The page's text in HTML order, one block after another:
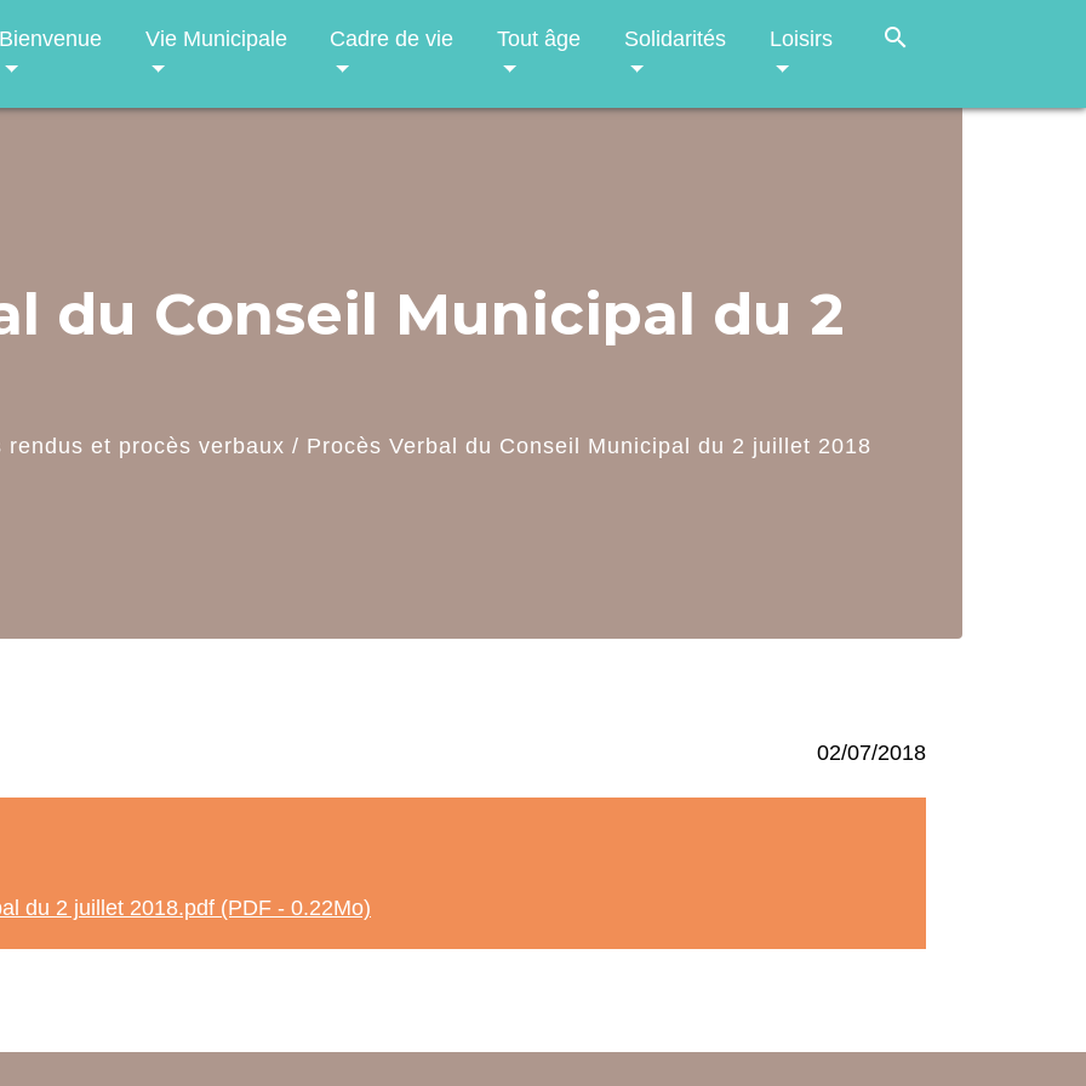
Bienvenue Vie Municipale Cadre de vie Tout âge Solidarités Loisirs search
du Conseil Municipal du 2
rendus et procès verbaux / Procès Verbal du Conseil Municipal du 2 juillet 2018
02/07/2018
du 2 juillet 2018.pdf (PDF - 0.22Mo)